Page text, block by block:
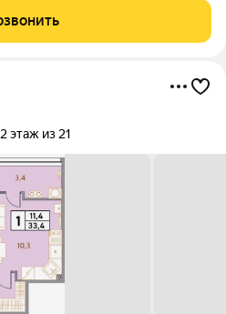
номер объекта
этаж из 21